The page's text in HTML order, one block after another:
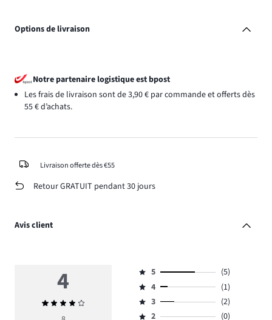
Options de livraison
Notre partenaire logistique est bpost
Les frais de livraison sont de 3,90 € par commande et offerts dès
55 € d’achats.
Livraison offerte dès €55
Retour GRATUIT pendant 30 jours
Avis client
4
Note
moyenne
Note
5,
nombre
de
5
(5)
Note
4,
nombre
4
(1)
Note
3
(2)
2
(0)